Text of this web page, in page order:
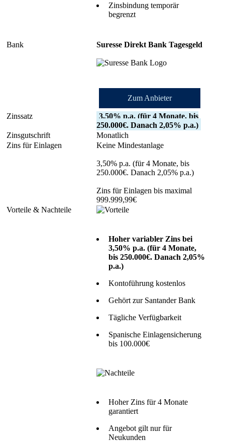
Zinsbindung temporär
begrenzt
Suresse Direkt Bank Tagesgeld
Zum Anbieter
3,50% p.a. (für 4 Monate, bis
250.000€. Danach 2,05% p.a.)
Monatlich
Keine Mindestanlage
3,50% p.a. (für 4 Monate, bis
250.000€. Danach 2,05% p.a.)
Zins für Einlagen bis maximal
999.999,99€
Hoher variabler Zins bei
3,50% p.a. (für 4 Monate,
bis 250.000€. Danach 2,05%
p.a.)
Kontoführung kostenlos
Gehört zur Santander Bank
Tägliche Verfügbarkeit
Spanische Einlagensicherung
bis 100.000€
Hoher Zins für 4 Monate
garantiert
Angebot gilt nur für
Neukunden